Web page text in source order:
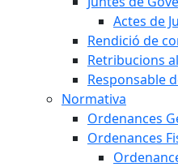
Actes de
Rendició de
Retribucions
Responsable
Normativa
Ordenances
Ordenances